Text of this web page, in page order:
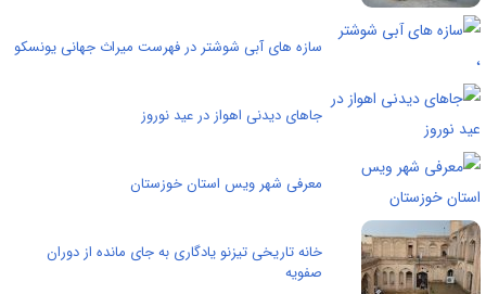
سازه های آبی شوشتر در فهرست میراث جهانی یونسکو
جاهای دیدنی اهواز در عید نوروز
معرفی شهر ویس استان خوزستان
خانه تاریخی تیزنو یادگاری به جای مانده از دوران
صفویه